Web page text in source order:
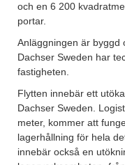
och en 6 200
portar.
Anläggningen är byggd
Dachser Sweden har
fastigheten.
Flytten innebär ett
Dachser Sweden.
meter, kommer att
lagerhållning för hela
innebär också en